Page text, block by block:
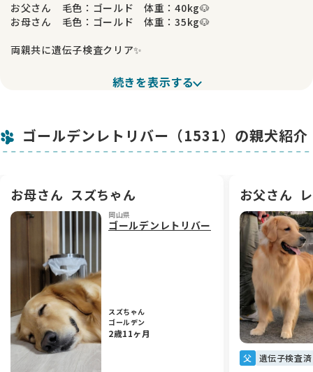
お父さん 毛色：ゴールド 体重：40kg🐶
お母さん 毛色：ゴールド 体重：35kg🐶
両親共に遺伝子検査クリア✨
甘いマスクで優しく、賢い父と、
優しくしっかり者の母から生まれた子です🌸
色素も濃く、アメリカンゴールデンらしい美しい毛色が魅力で
す✨
甘えん坊な女の子です🎀
当犬舎では、親犬に遺伝子検査を実施し、
遺伝病のリスクを極力下げるよう努めております🧬
掛かり付けの獣医さんによる
健康診断🩺・マイクロチップの装着・ワクチン接種💉
による費用はいただいておりません。
現在食べているフードをプレゼントしております🎁
健康面を考え慎重に育てた、こだわりの子犬です🐾
続きを表示する
ゴールデンレトリバー（1531）の親犬紹介
お母さん スズちゃん
岡山県
ゴールデンレトリバー
スズちゃん
ゴールデン
2歳11ヶ月
お父さん
父 遺伝子検査済